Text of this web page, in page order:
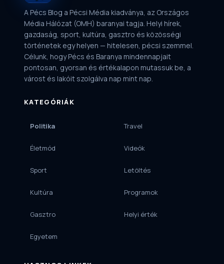
A Pécs Blog a Pécsi Média kiadványa, az Országos
Média Hálózat (OMH) baranyai tagja. Helyi hírek,
gazdaság, sport, kultúra, gasztro és közösségi
történetek egy helyen — hitelesen, pécsi szemmel.
Célunk, hogy Pécs és Baranya mindennapjait
pontosan, gyorsan és értékalapon mutassuk be, a
várost és lakóit szolgálva nap mint nap.
KATEGÓRIÁK
Politika
Életmód
Sport
Kultúra
Gasztro
Egyetem
Travel
Videók
Letöltés
Programok
Helyi érték